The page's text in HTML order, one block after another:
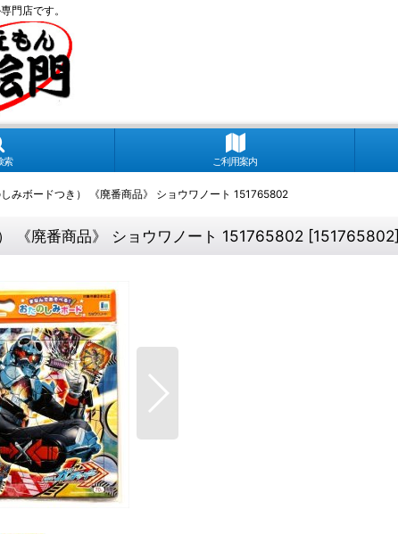
門店です。
索 ご利用案内
みボードつき） 《廃番商品》 ショウワノート 151765802
《廃番商品》 ショウワノート 151765802 [151765802]